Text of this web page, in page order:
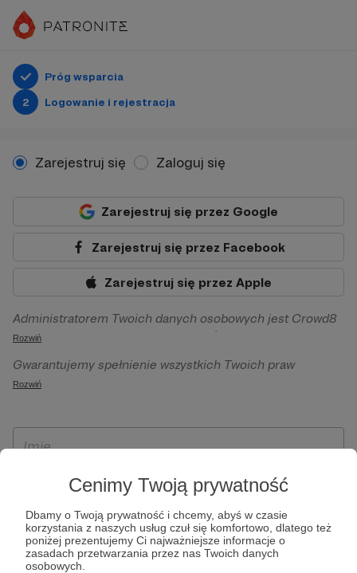
Cenimy Twoją prywatność
Dbamy o Twoją prywatność i chcemy, abyś w czasie
korzystania z naszych usług czuł się komfortowo, dlatego też
poniżej prezentujemy Ci najważniejsze informacje o
zasadach przetwarzania przez nas Twoich danych
osobowych.
Próg wsparcia
2
Logowanie i rejestracja
Zarejestruj się Zaloguj się
Zarejestruj się przez Google
Zarejestruj się przez Facebook
Zarejestruj się przez Apple
Administratorem Twoich danych osobowych jest Crowd8
sp. z o.o. z siedziba w Warszawie, ul. Żwirki i Wigury 16, 02-
092 Warszawa. Twoje dane osobowe będą przetwarzane w
szczególności w celu wykonania umowy zawartej z Tobą, w
Patronite.pl, w tym możliwości dokonywania oraz
otrzymywania wsparcia na naszej platformie oraz
Rozwiń
Gwarantujemy spełnienie wszystkich Twoich praw
wynikających z ogólnego rozporządzenia o ochronie
ich przenoszenia, niepodlegania zautomatyzowanemu
wyrażenia sprzeciwu wobec przetwarzania Twoich danych
osobowych. Rejestracja dla osób niepełnoletnich możliwa
jest po przekazaniu podpisanego formularza "Zgodna na
założenie konta przez osobę niepełnoletnią", formularz
dostępny jest na stronie regulaminu Patronite.pl.
Rozwiń